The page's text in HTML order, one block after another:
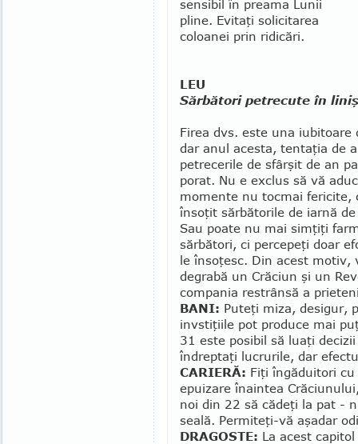
sen­­­­sibil în preama Lunii
pline. Evi­taţi solicitarea
coloanei prin ridicări.
LEU
Sărbători petrecute în
Firea dvs. este una iubitoare
dar anul acesta, ten­taţia de
petrecerile de sfârşit de an
po­rat. Nu e exclus să vă
momente nu tocmai fericite,
însoţit sărbătorile de iar­nă
Sau poate nu mai simţiţi
sărbă­tori, ci percepeţi doar
le însoţesc. Din acest motiv,
degrabă un Cră­ciun şi un
compania restrânsă a
BANI: Puteţi miza, desigur,
invstiţiile pot produce mai
31 este posibil să luaţi
îndreptaţi lucrurile, dar
CARIERĂ: Fiţi îngăduitori
epuizare înaintea
noi din 22 să cădeţi la pat -
seală. Permiteţi-vă aşadar
DRAGOSTE: La acest